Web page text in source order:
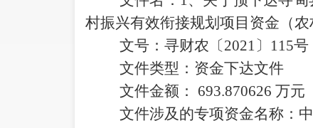
村振兴有效衔接规划项目资金（
文号：寻财农〔2021〕115号
文件类型：资金下达文件
文件金额：
693.870626 万元
文件涉及的专项资金名称：